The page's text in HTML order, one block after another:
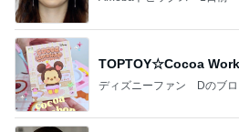
TOPTOY☆Cocoa
ディズニーファン Dのブ